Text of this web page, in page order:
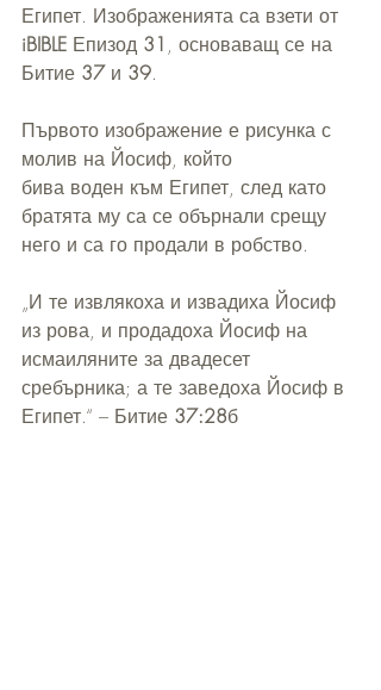
Египет. Изображенията са взети от
iBIBLE Епизод 31 , основаващ се на
Битие 37 и 39.
Първото изображение е рисунка с
молив на Йосиф, който
бива воден към Египет, след като
братята му са се обърнали срещу
него и са го продали в робство.
„И те извлякоха и извадиха Йосиф
из рова, и продадоха Йосиф на
исмаиляните за двадесет
сребърника; а те заведоха Йосиф в
Египет.“ – Битие 37:28б